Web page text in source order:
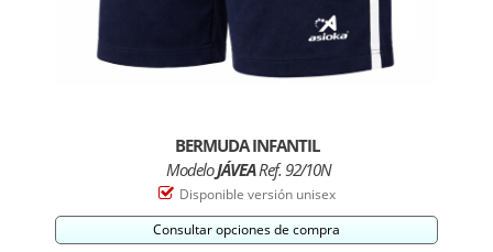
BERMUDA INFANTIL
ModeloJÁVEARef. 92/10N
Disponible versión unisex
Consultar opciones de compra